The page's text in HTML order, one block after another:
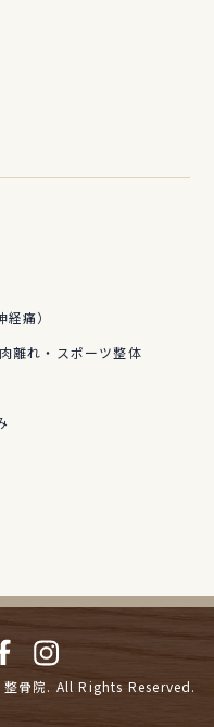
痛）
離れ・スポーツ整体
骨院. All Rights Reserved.